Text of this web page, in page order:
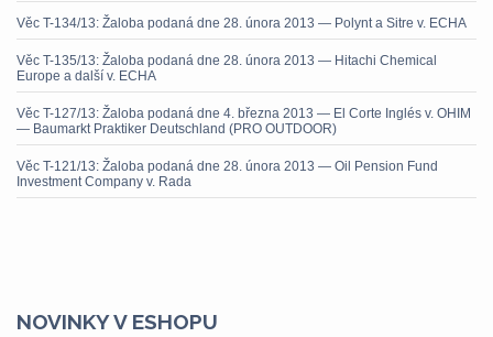
Věc T-134/13: Žaloba podaná dne 28. února 2013 — Polynt a Sitre v. ECHA
Věc T-135/13: Žaloba podaná dne 28. února 2013 — Hitachi Chemical
Europe a další v. ECHA
Věc T-127/13: Žaloba podaná dne 4. března 2013 — El Corte Inglés v. OHIM
— Baumarkt Praktiker Deutschland (PRO OUTDOOR)
Věc T-121/13: Žaloba podaná dne 28. února 2013 — Oil Pension Fund
Investment Company v. Rada
NOVINKY V ESHOPU